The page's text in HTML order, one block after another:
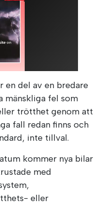
en del av en bredare
mänskliga fel som
trötthet genom att
fall redan finns och
inte tillval.
kommer nya bilar
med
eller